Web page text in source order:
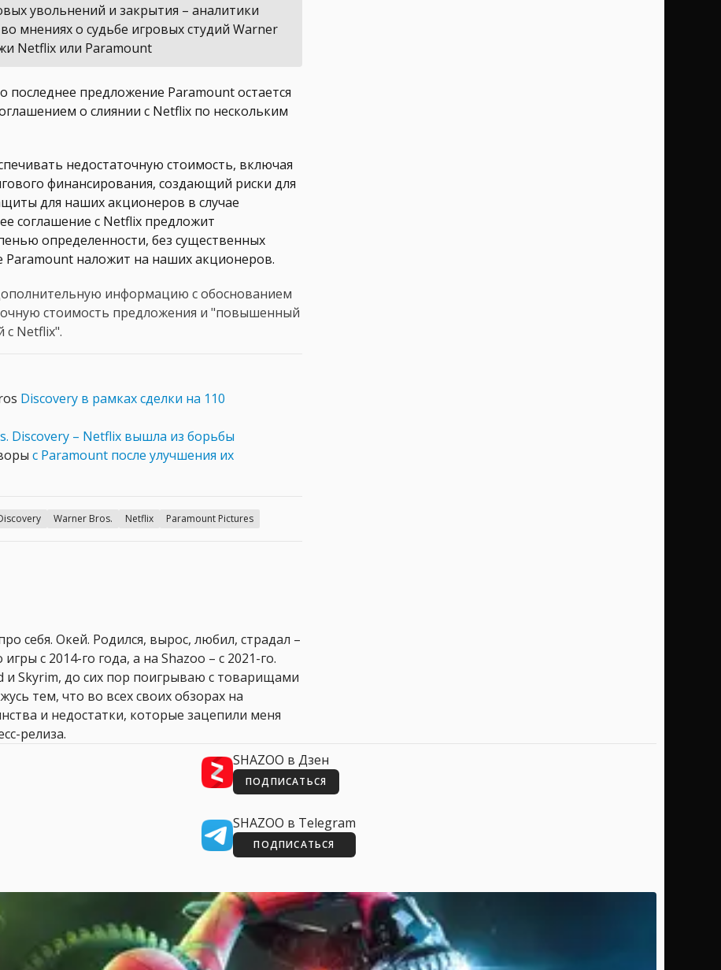
увольнений и закрытия – аналитики
мнениях о судьбе игровых студий Warner
Netflix или Paramount
предложение Paramount остается
о слиянии с Netflix по нескольким
недостаточную стоимость, включая
финансирования, создающий риски для
для наших акционеров в случае
соглашение с Netflix предложит
определенности, без существенных
наложит на наших акционеров.
информацию с обоснованием
стоимость предложения и "повышенный
с Netflix".
Discovery в рамках сделки на 110
Discovery – Netflix вышла из борьбы
с Paramount после улучшения их
Warner Bros. Netflix Paramount Pictures
себя. Окей. Родился, вырос, любил, страдал –
с 2014-го года, а на Shazoo – с 2021-го.
Skyrim, до сих пор поигрываю с товарищами
тем, что во всех своих обзорах на
и недостатки, которые зацепили меня
релиза.
SHAZOO в Дзен
ПОДПИСАТЬСЯ
SHAZOO в Telegram
ПОДПИСАТЬСЯ